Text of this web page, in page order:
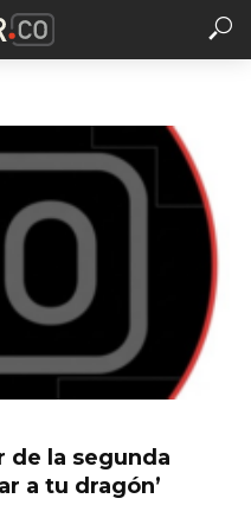
de la segunda
a tu dragón’